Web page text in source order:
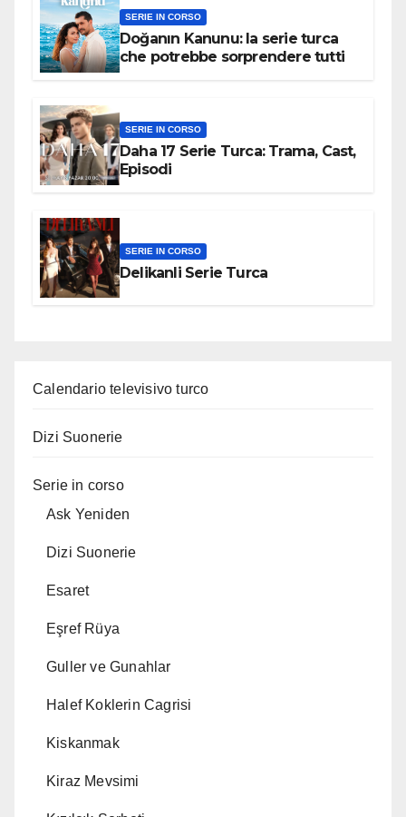
SERIE IN CORSO
Doğanın Kanunu: la serie turca
che potrebbe sorprendere tutti
SERIE IN CORSO
Daha 17 Serie Turca: Trama, Cast,
Episodi
SERIE IN CORSO
Delikanli Serie Turca
Calendario televisivo turco
Dizi Suonerie
Serie in corso
Ask Yeniden
Dizi Suonerie
Esaret
Eşref Rüya
Guller ve Gunahlar
Halef Koklerin Cagrisi
Kiskanmak
Kiraz Mevsimi